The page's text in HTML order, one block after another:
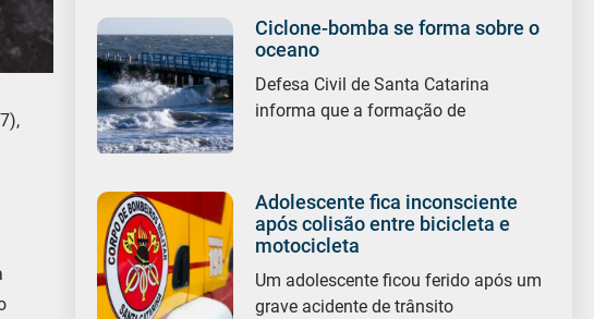
Ciclone-bomba se forma sobre o
oceano
Defesa Civil de Santa Catarina
informa que a formação de
Adolescente fica inconsciente
após colisão entre bicicleta e
motocicleta
Um adolescente ficou ferido após um
grave acidente de trânsito